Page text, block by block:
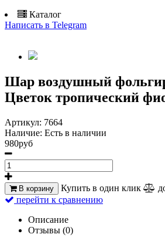
Каталог
Написать в Telegram
Шар воздушный
Цветок тропический
Артикул: 7664
Наличие: Есть в наличии
980руб
В корзину Купить в один клик
перейти к сравнению
Описание
Отзывы (0)